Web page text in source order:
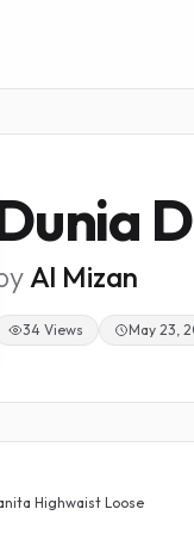
Al Mizan
34 Views May 23,
Highwaist Loose